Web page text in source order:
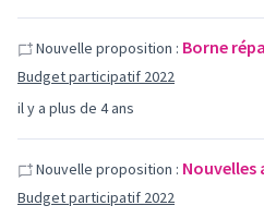
il y a plus de 4 ans
Nouvelle proposition : Borne
Budget participatif 2022
Nouvelle proposition : Nouvelles
Budget participatif 2022